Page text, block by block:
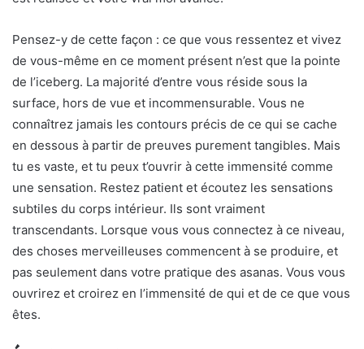
Pensez-y de cette façon : ce que vous ressentez et vivez
de vous-même en ce moment présent n’est que la pointe
de l’iceberg. La majorité d’entre vous réside sous la
surface, hors de vue et incommensurable. Vous ne
connaîtrez jamais les contours précis de ce qui se cache
en dessous à partir de preuves purement tangibles. Mais
tu es vaste, et tu peux t’ouvrir à cette immensité comme
une sensation. Restez patient et écoutez les sensations
subtiles du corps intérieur. Ils sont vraiment
transcendants. Lorsque vous vous connectez à ce niveau,
des choses merveilleuses commencent à se produire, et
pas seulement dans votre pratique des asanas. Vous vous
ouvrirez et croirez en l’immensité de qui et de ce que vous
êtes.